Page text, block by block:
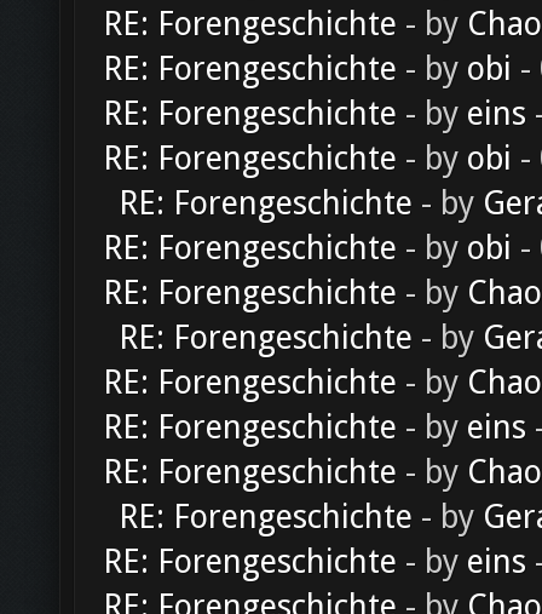
RE: Forengeschichte - by
RE: Forengeschichte - by obi -
RE: Forengeschichte - by eins
RE: Forengeschichte - by obi -
RE: Forengeschichte - by
RE: Forengeschichte - by obi -
RE: Forengeschichte - by
RE: Forengeschichte - by
RE: Forengeschichte - by
RE: Forengeschichte - by eins
RE: Forengeschichte - by
RE: Forengeschichte - by
RE: Forengeschichte - by eins